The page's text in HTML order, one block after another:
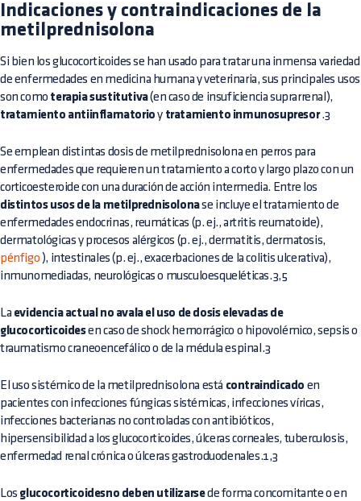
Indicaciones y contraindicaciones de la
metilprednisolona
Si bien los glucocorticoides se han usado para tratar una inmensa variedad
de enfermedades en medicina humana y veterinaria, sus principales usos
son como terapia sustitutiva(en caso de insuficiencia suprarrenal),
tratamiento antiinflamatorio y tratamiento inmunosupresor.3
Se emplean distintas dosis de metilprednisolona en perros para
enfermedades que requieren un tratamiento a corto y largo plazo con un
corticoesteroide con una duración de acción intermedia. Entre los
distintos usos de la metilprednisolonase incluye el tratamiento de
enfermedades endocrinas, reumáticas (p. ej., artritis reumatoide),
dermatológicas y procesos alérgicos (p. ej., dermatitis, dermatosis,
pénfigo ), intestinales (p. ej., exacerbaciones de la colitis ulcerativa),
inmunomediadas, neurológicas o musculoesqueléticas.3,5
La evidencia actual no avala el uso de dosis elevadas de
glucocorticoidesen caso de shock hemorrágico o hipovolémico, sepsis o
traumatismo craneoencefálico o de la médula espinal.3
El uso sistémico de la metilprednisolona está contraindicado en
pacientes con infecciones fúngicas sistémicas, infecciones víricas,
infecciones bacterianas no controladas con antibióticos,
hipersensibilidad a los glucocorticoides, úlceras corneales, tuberculosis,
enfermedad renal crónica o úlceras gastroduodenales.1,3
Los glucocorticoidesno deben utilizarsede forma concomitante o en